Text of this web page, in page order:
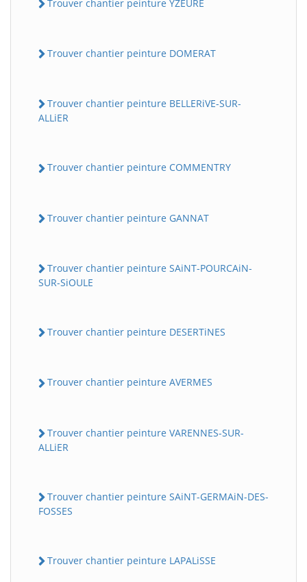
Trouver chantier peinture YZEURE
Trouver chantier peinture DOMERAT
Trouver chantier peinture BELLERiVE-SUR-
ALLiER
Trouver chantier peinture COMMENTRY
Trouver chantier peinture GANNAT
Trouver chantier peinture SAiNT-POURCAiN-
SUR-SiOULE
Trouver chantier peinture DESERTiNES
Trouver chantier peinture AVERMES
Trouver chantier peinture VARENNES-SUR-
ALLiER
Trouver chantier peinture SAiNT-GERMAiN-DES-
FOSSES
Trouver chantier peinture LAPALiSSE